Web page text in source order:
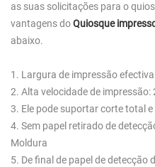
as suas solicitações para o
vantagens doQuiosque
abaixo.
1. Largura de impressão
2. Alta velocidade de
3. Ele pode suportar corte total e
4. Sem papel retirado de
Moldura
5. De final de papel de detecção